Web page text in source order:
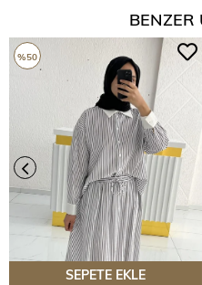
BENZER
SEPETE EKLE
%50